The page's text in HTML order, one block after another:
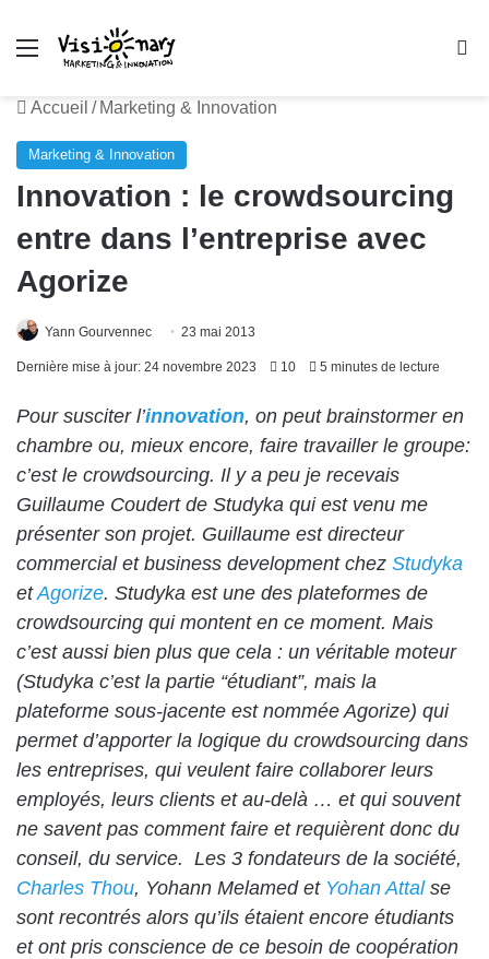
Menu
Accueil / Marketing & Innovation
Marketing & Innovation
Innovation : le crowdsourcing
entre dans l’entreprise avec
Agorize
Yann Gourvennec 23 mai 2013
Dernière mise à jour: 24 novembre 2023 10 5 minutes de lecture
Pour susciter l’innovation, on peut brainstormer en
chambre ou, mieux encore, faire travailler le groupe:
c’est le crowdsourcing. Il y a peu je recevais
Guillaume Coudert de Studyka qui est venu me
présenter son projet. Guillaume est directeur
commercial et business development chez Studyka
etAgorize. Studyka est une des plateformes de
crowdsourcing qui montent en ce moment. Mais
c’est aussi bien plus que cela : un véritable moteur
(Studyka c’est la partie “étudiant”, mais la
plateforme sous-jacente est nommée Agorize) qui
permet d’apporter la logique du crowdsourcing dans
les entreprises, qui veulent faire collaborer leurs
employés, leurs clients et au-delà … et qui souvent
ne savent pas comment faire et requièrent donc du
conseil, du service. Les 3 fondateurs de la société,
Charles Thou, Yohann Melamedet Yohan Attalse
sont recontrés alors qu’ils étaient encore étudiants
et ont pris conscience de ce besoin de coopération